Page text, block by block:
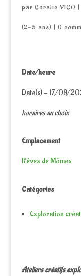
par Coralie VICO |
(2-5 ans) | 0
Date/heure
Date(s) - 17/09/
horaires au choix
Emplacement
Rêves de Mômes
Catégories
Exploration
Ateliers créatifs